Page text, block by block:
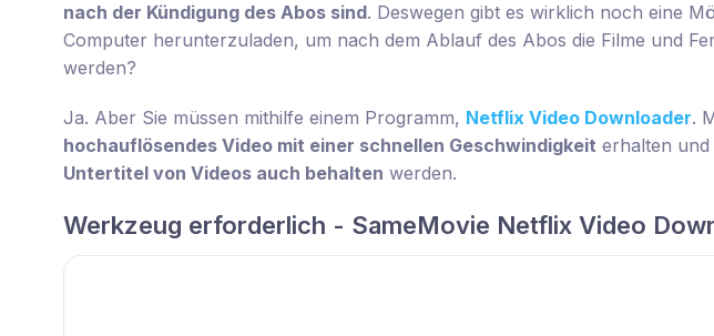
nach der Kündigung des Abos sind. Deswegen gibt es wirklich noch eine
Computer herunterzuladen, um nach dem Ablauf des Abos die Filme und
werden?
Ja. Aber Sie müssen mithilfe einem Programm, Netflix Video Downloader.
hochauflösendes Video mit einer schnellen Geschwindigkeit erhalten und
Untertitel von Videos auch behalten werden.
Werkzeug erforderlich - SameMovie Netflix Video